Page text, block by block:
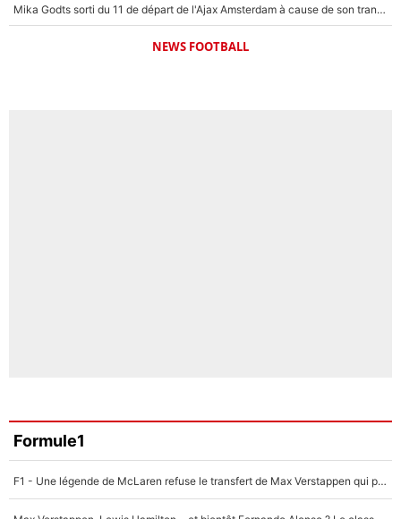
Mika Godts sorti du 11 de départ de l'Ajax Amsterdam à cause de son transfert imminent vers le PSG ? Son agent répond cash !
NEWS FOOTBALL
Formule1
F1 - Une légende de McLaren refuse le transfert de Max Verstappen qui pourrait «faire des vagues» et plomber l'ambiance dans l'équipe